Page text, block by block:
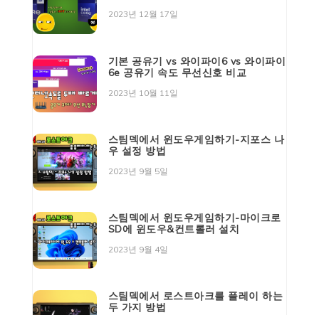
2023년 12월 17일
기본 공유기 vs 와이파이6 vs 와이파이
6e 공유기 속도 무선신호 비교
2023년 10월 11일
스팀덱에서 윈도우게임하기-지포스 나
우 설정 방법
2023년 9월 5일
스팀덱에서 윈도우게임하기-마이크로
SD에 윈도우&컨트롤러 설치
2023년 9월 4일
스팀덱에서 로스트아크를 플레이 하는
두 가지 방법